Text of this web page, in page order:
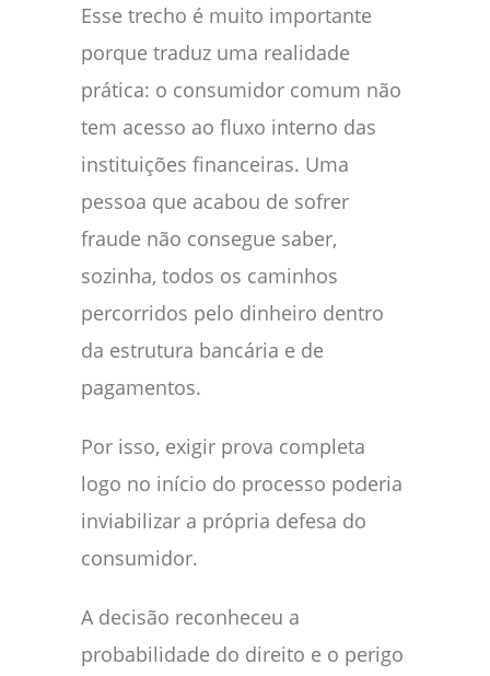
Esse trecho é muito importante
porque traduz uma realidade
prática: o consumidor comum não
tem acesso ao fluxo interno das
instituições financeiras. Uma
pessoa que acabou de sofrer
fraude não consegue saber,
sozinha, todos os caminhos
percorridos pelo dinheiro dentro
da estrutura bancária e de
pagamentos.
Por isso, exigir prova completa
logo no início do processo poderia
inviabilizar a própria defesa do
consumidor.
A decisão reconheceu a
probabilidade do direito e o perigo